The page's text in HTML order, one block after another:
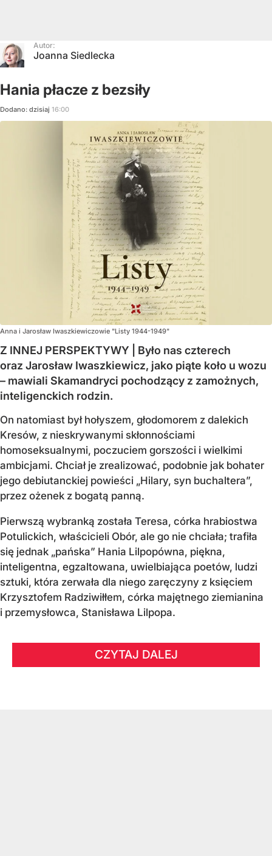
Autor:
Joanna Siedlecka
Hania płacze z bezsiły
Dodano: dzisiaj 16:00
Anna i Jarosław Iwaszkiewiczowie "Listy 1944-1949"
Z INNEJ PERSPEKTYWY | Było nas czterech
oraz Jarosław Iwaszkiewicz, jako piąte koło u wozu
– mawiali Skamandryci pochodzący z zamożnych,
inteligenckich rodzin.
On natomiast był hołyszem, głodomorem z dalekich
Kresów, z nieskrywanymi skłonnościami
homoseksualnymi, poczuciem gorszości i wielkimi
ambicjami. Chciał je zrealizować, podobnie jak bohater
jego debiutanckiej powieści „Hilary, syn buchaltera”,
przez ożenek z bogatą panną.
Pierwszą wybranką została Teresa, córka hrabiostwa
Potulickich, właścicieli Obór, ale go nie chciała; trafiła
się jednak „pańska” Hania Lilpopówna, piękna,
inteligentna, egzaltowana, uwielbiająca poetów, ludzi
sztuki, która zerwała dla niego zaręczyny z księciem
Krzysztofem Radziwiłłem, córka majętnego ziemianina
i przemysłowca, Stanisława Lilpopa.
CZYTAJ DALEJ